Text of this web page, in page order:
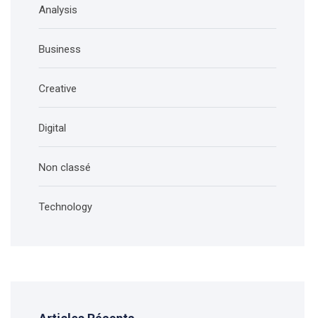
Analysis
Business
Creative
Digital
Non classé
Technology